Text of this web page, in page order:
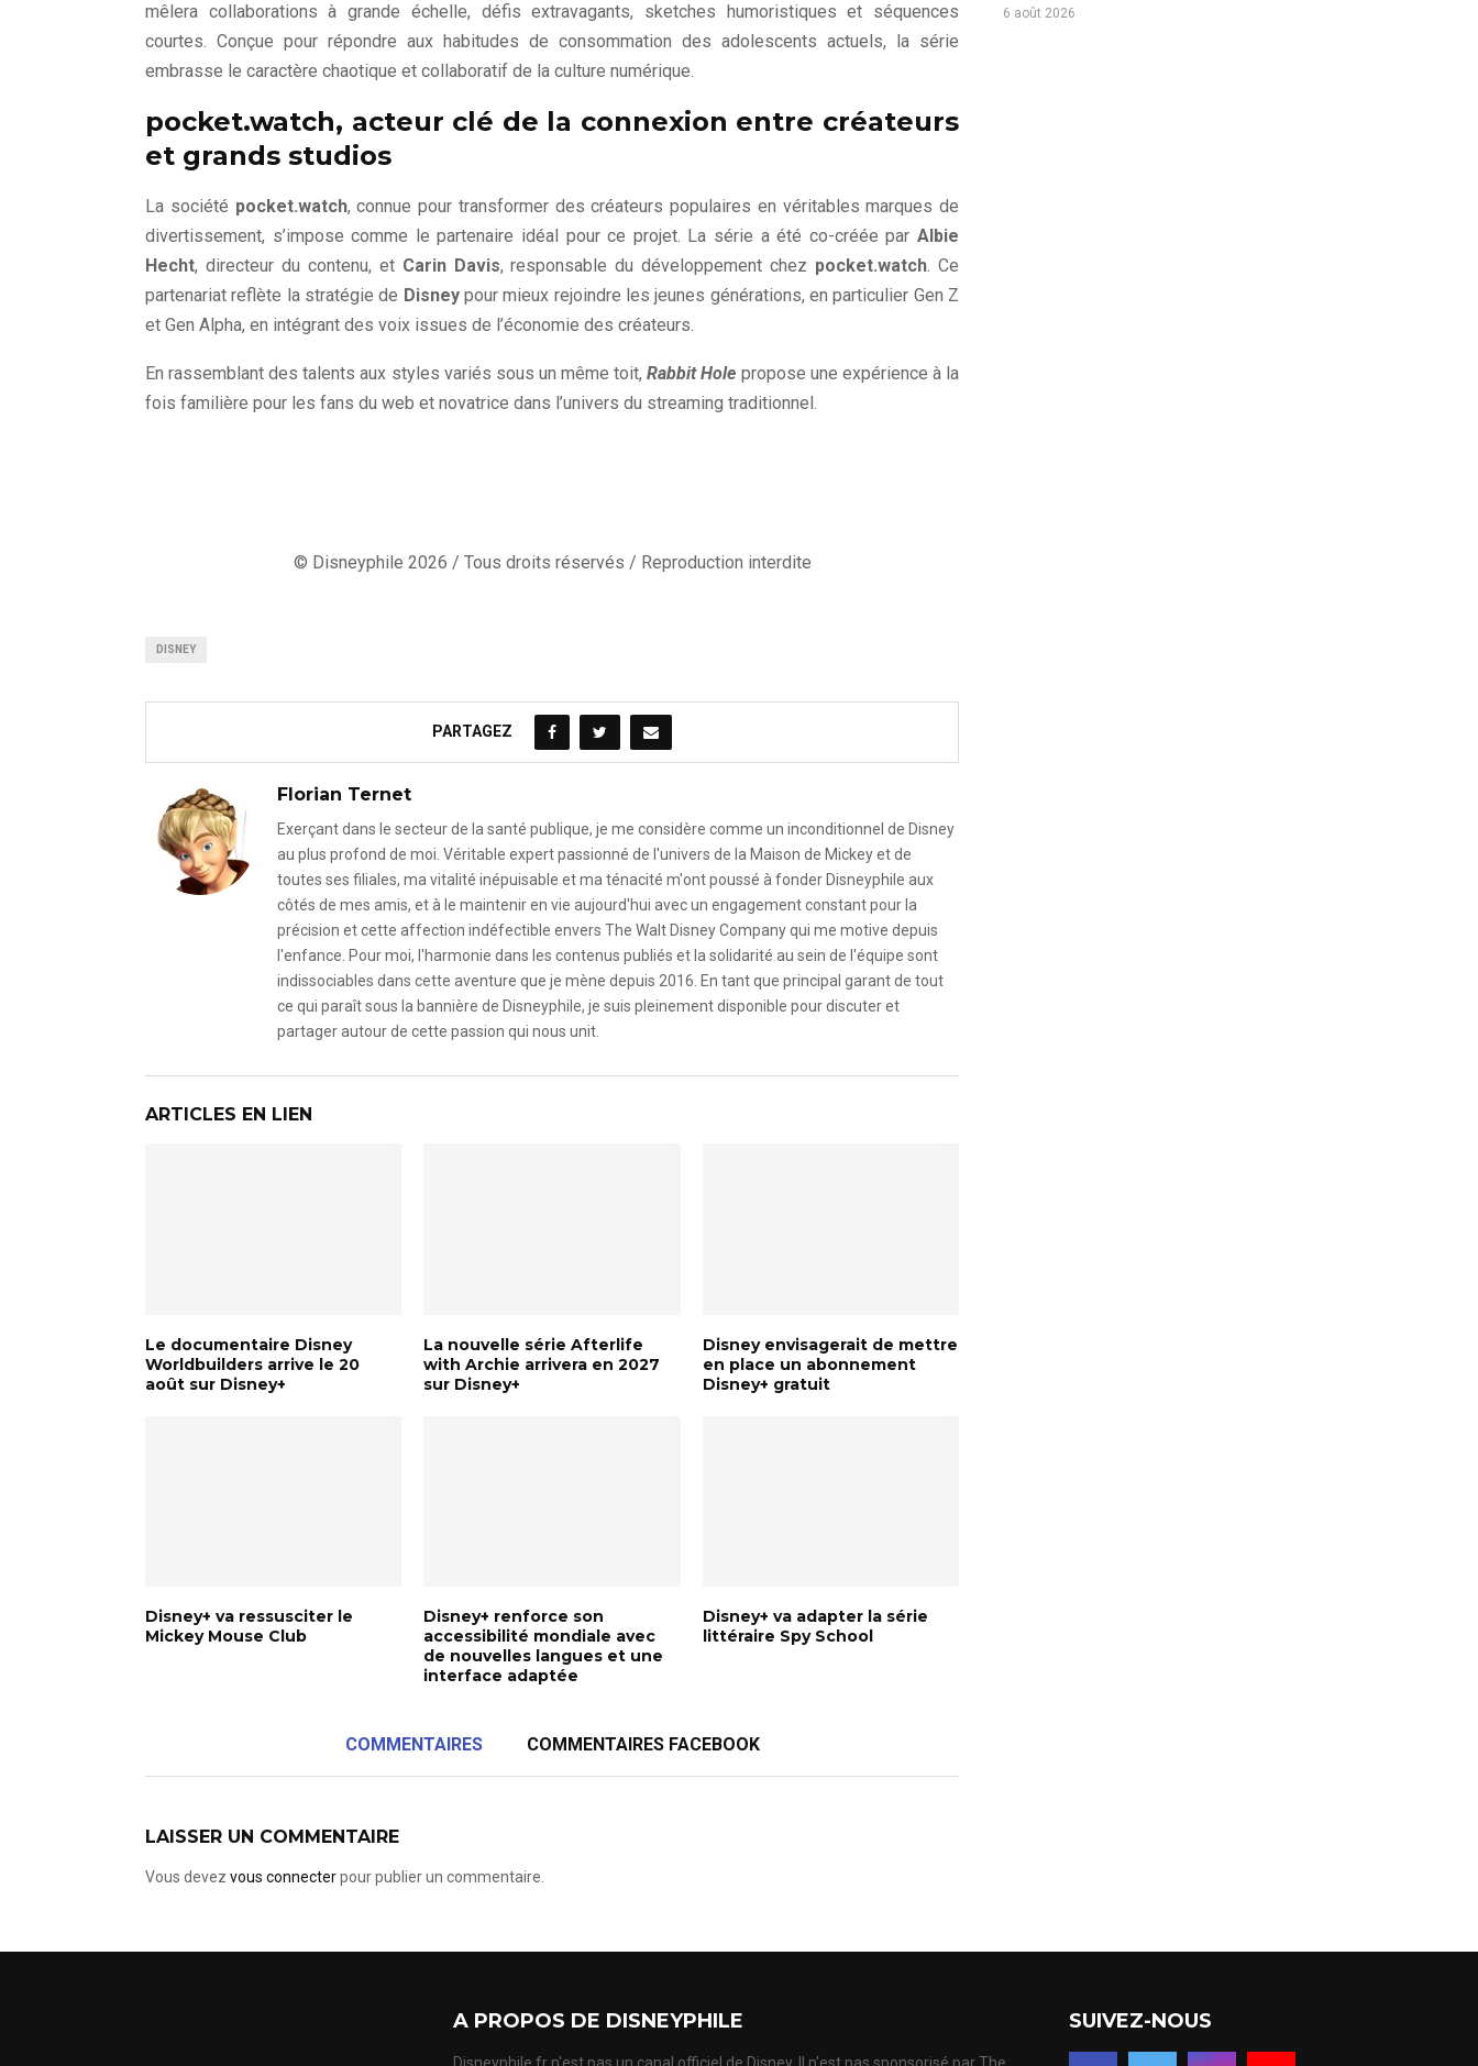
mêlera collaborations à grande échelle, défis extravagants, sketches humoristiques et séquences
courtes. Conçue pour répondre aux habitudes de consommation des adolescents actuels, la série
embrasse le caractère chaotique et collaboratif de la culture numérique.
pocket.watch, acteur clé de la connexion entre créateurs
et grands studios
La société pocket.watch, connue pour transformer des créateurs populaires en véritables marques de
divertissement, s’impose comme le partenaire idéal pour ce projet. La série a été co-créée par Albie
Hecht, directeur du contenu, et Carin Davis, responsable du développement chez pocket.watch. Ce
partenariat reflète la stratégie de Disneypour mieux rejoindre les jeunes générations, en particulier Gen Z
et Gen Alpha, en intégrant des voix issues de l’économie des créateurs.
En rassemblant des talents aux styles variés sous un même toit,Rabbit Hole propose une expérience à la
fois familière pour les fans du web et novatrice dans l’univers du streaming traditionnel.
© Disneyphile 2026 / Tous droits réservés / Reproduction interdite
DISNEY
PARTAGEZ
Florian Ternet
Exerçant dans le secteur de la santé publique, je me considère comme un inconditionnel de Disney
au plus profond de moi. Véritable expert passionné de l'univers de la Maison de Mickey et de
toutes ses filiales, ma vitalité inépuisable et ma ténacité m'ont poussé à fonder Disneyphile aux
côtés de mes amis, et à le maintenir en vie aujourd'hui avec un engagement constant pour la
précision et cette affection indéfectible envers The Walt Disney Company qui me motive depuis
l'enfance. Pour moi, l'harmonie dans les contenus publiés et la solidarité au sein de l'équipe sont
indissociables dans cette aventure que je mène depuis 2016. En tant que principal garant de tout
ce qui paraît sous la bannière de Disneyphile, je suis pleinement disponible pour discuter et
partager autour de cette passion qui nous unit.
ARTICLES EN LIEN
Le documentaire Disney
Worldbuilders arrive le 20
août sur Disney+
La nouvelle série Afterlife
with Archie arrivera en 2027
sur Disney+
Disney envisagerait de mettre
en place un abonnement
Disney+ gratuit
Disney+ va ressusciter le
Mickey Mouse Club
Disney+ renforce son
accessibilité mondiale avec
de nouvelles langues et une
interface adaptée
Disney+ va adapter la série
littéraire Spy School
COMMENTAIRES COMMENTAIRES FACEBOOK
LAISSER UN COMMENTAIRE
Vous devez vous connecterpour publier un commentaire.
6 août 2026
A PROPOS DE DISNEYPHILE SUIVEZ-NOUS